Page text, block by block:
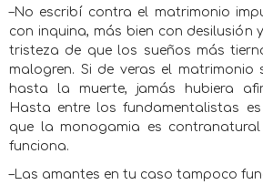
–No escribí contra el matrimonio
con inquina, más bien con desilusión
tristeza de que los sueños más
malogren. Si de veras el matrimonio
hasta la muerte, jamás hubiera
Hasta entre los fundamentalistas
que la monogamia es
funciona.
–Las amantes en tu caso tampoco